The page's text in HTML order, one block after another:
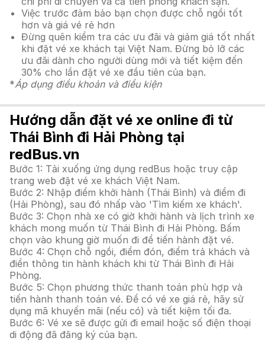
Việc trước đảm bảo bạn chọn được chỗ ngồi tốt
hơn và giá vé rẻ hơn
Đừng quên kiểm tra các ưu đãi và giảm giá tốt nhất
khi đặt vé xe khách tại Việt Nam. Đừng bỏ lỡ các
ưu đãi dành cho người dùng mới và tiết kiệm đến
30% cho lần đặt vé xe đầu tiên của bạn.
*Áp dụng điều khoản và điều kiện
Hướng dẫn đặt vé xe online đi từ
Thái Bình đi Hải Phòng tại
redBus.vn
Bước 1: Tải xuống ứng dụng redBus hoặc truy cập
trang web đặt vé xe khách Việt Nam.
Bước 2: Nhập điểm khởi hành (Thái Bình) và điểm đi
(Hải Phòng), sau đó nhấp vào 'Tìm kiếm xe khách'.
Bước 3: Chọn nhà xe có giờ khởi hành và lịch trình xe
khách mong muốn từ Thái Bình đi Hải Phòng. Bấm
chọn vào khung giờ muốn đi để tiến hành đặt vé.
Bước 4: Chọn chỗ ngồi, điểm đón, điểm trả khách và
điền thông tin hành khách khi từ Thái Bình đi Hải
Phòng.
Bước 5: Chọn phương thức thanh toán phù hợp và
tiến hành thanh toán vé. Để có vé xe giá rẻ, hãy sử
dụng mã khuyến mãi (nếu có) và tiết kiệm tối đa.
Bước 6: Vé xe sẽ được gửi đi email hoặc số điện thoại
di động đã đăng ký của bạn.